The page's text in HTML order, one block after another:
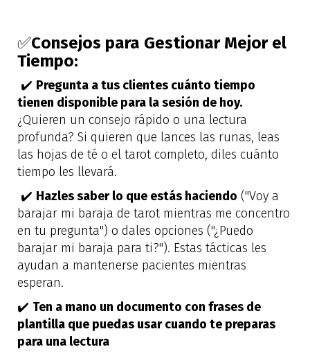
✅Consejos para Gestionar Mejor el
Tiempo:
️✔️ Pregunta a tus clientes cuánto tiempo
tienen disponible para la sesión de hoy.
¿Quieren un consejo rápido o una lectura
profunda? Si quieren que lances las runas, leas
las hojas de té o el tarot completo, diles cuánto
tiempo les llevará.
️✔️ Hazles saber lo que estás haciendo ("Voy a
barajar mi baraja de tarot mientras me concentro
en tu pregunta") o dales opciones ("¿Puedo
barajar mi baraja para ti?"). Estas tácticas les
ayudan a mantenerse pacientes mientras
esperan.
✔️ Ten a mano un documento con frases de
plantilla que puedas usar cuando te preparas
para una lectura